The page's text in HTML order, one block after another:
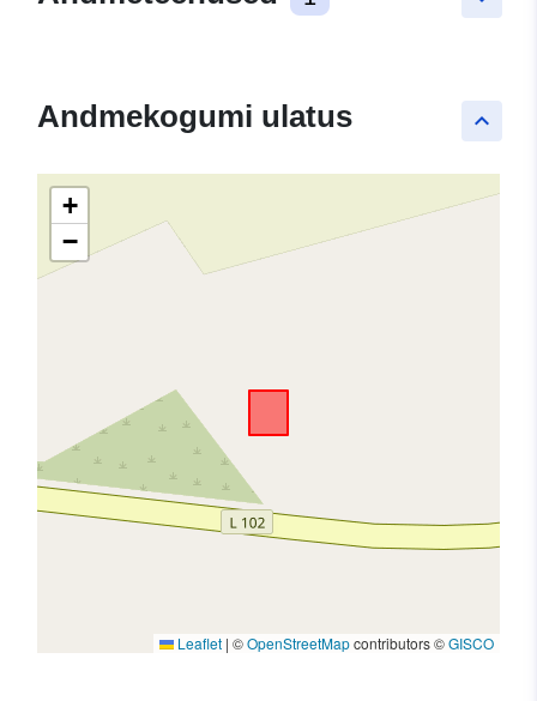
keyboard_arrow_up
Andmekogumi ulatus
+
−
Leaflet | ©OpenStreetMapcontributors ©GISCO